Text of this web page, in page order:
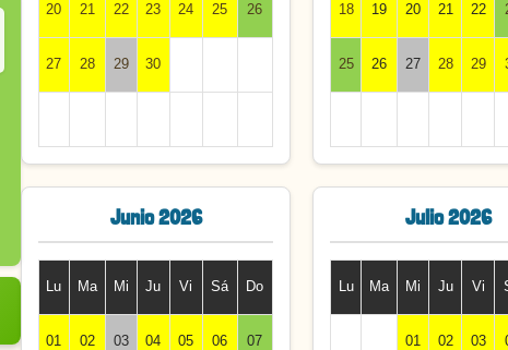
20 21 22 23 24 25 26
27 28 29 30
18 19 20 21 22
25 26 27 28 29
Junio 2026
Lu Ma Mi Ju Vi Sá Do
01 02 03 04 05 06 07
Julio 2026
Lu Ma Mi Ju Vi
01 02 03